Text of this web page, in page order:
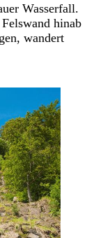
Wasserfall.
hinab
wandert